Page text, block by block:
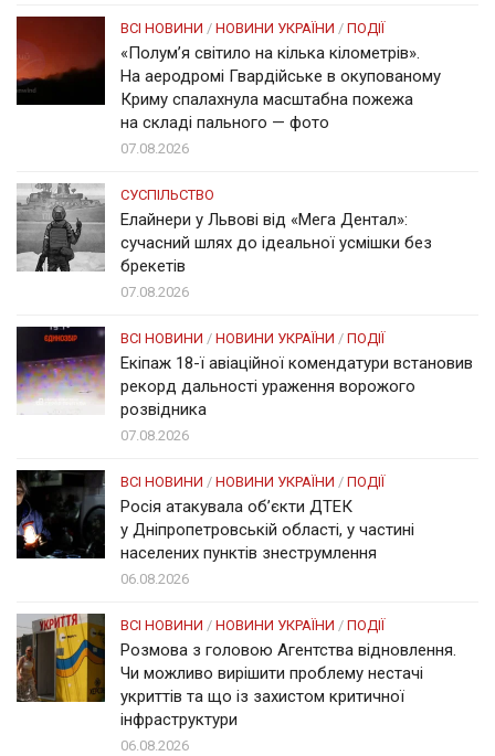
ВСІ НОВИНИ / НОВИНИ УКРАЇНИ / ПОДІЇ
«Полум’я світило на кілька кілометрів».
На аеродромі Гвардійське в окупованому
Криму спалахнула масштабна пожежа
на складі пального — фото
07.08.2026
СУСПІЛЬСТВО
Елайнери у Львові від «Мега Дентал»:
сучасний шлях до ідеальної усмішки без
брекетів
07.08.2026
ВСІ НОВИНИ / НОВИНИ УКРАЇНИ / ПОДІЇ
Екіпаж 18-ї авіаційної комендатури встановив
рекорд дальності ураження ворожого
розвідника
07.08.2026
ВСІ НОВИНИ / НОВИНИ УКРАЇНИ / ПОДІЇ
Росія атакувала об’єкти ДТЕК
у Дніпропетровській області, у частині
населених пунктів знеструмлення
06.08.2026
ВСІ НОВИНИ / НОВИНИ УКРАЇНИ / ПОДІЇ
Розмова з головою Агентства відновлення.
Чи можливо вирішити проблему нестачі
укриттів та що із захистом критичної
інфраструктури
06.08.2026